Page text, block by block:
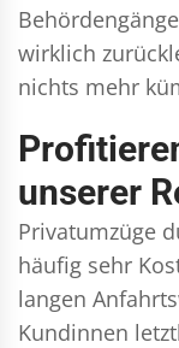
wirklich
nichts mehr
unserer
Privatumzüge
häufig sehr
langen
Kundinnen